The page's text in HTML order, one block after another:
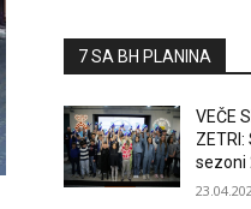
7 SA BH PLANINA
VEČE
sezoni